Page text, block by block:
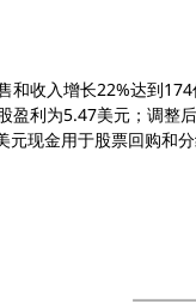
和收入增长22%达到
盈利为5.47美元；调整
元现金用于股票回购和